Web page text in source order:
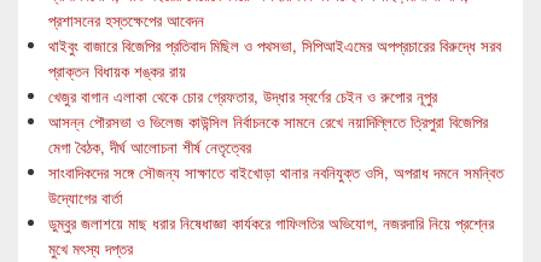
প্রশাসনের হস্তক্ষেপের আবেদন
থাইবুং বাজারে বিজেপির প্রতিবাদ মিছিল ও পথসভা, সিপিআইএমের অপপ্রচারের বিরুদ্ধে সরব
প্রাক্তন বিধায়ক শঙ্কর রায়
খেজুর বাগান এলাকা থেকে চোর গ্রেফতার, উদ্ধার স্বর্ণের চেইন ও রুপোর নূপুর
আসন্ন পৌরসভা ও ভিলেজ কাউন্সিল নির্বাচনকে সামনে রেখে নয়াদিল্লিতে ত্রিপুরা বিজেপির
মেগা বৈঠক, দীর্ঘ আলোচনা শীর্ষ নেতৃত্বের
সাংবাদিকদের সঙ্গে সৌজন্য সাক্ষাতে বাইখোড়া থানার নবনিযুক্ত ওসি, অপরাধ দমনে সমন্বিত
উদ্যোগের বার্তা
ডুম্বুর জলাশয়ে মাছ ধরার নিষেধাজ্ঞা কার্যকরে গাফিলতির অভিযোগ, নজরদারি নিয়ে প্রশ্নের
মুখে মৎস্য দপ্তর